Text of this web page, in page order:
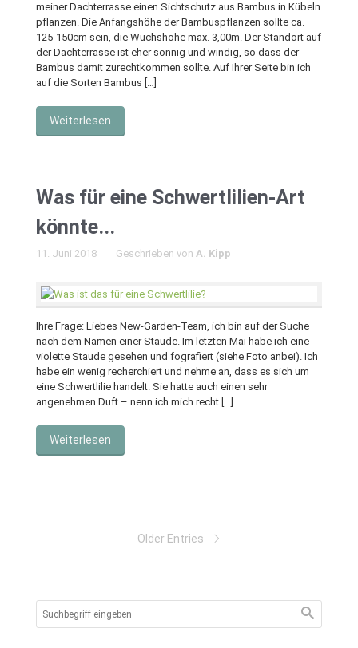
meiner Dachterrasse einen Sichtschutz aus Bambus in Kübeln
pflanzen. Die Anfangshöhe der Bambuspflanzen sollte ca.
125-150cm sein, die Wuchshöhe max. 3,00m. Der Standort auf
der Dachterrasse ist eher sonnig und windig, so dass der
Bambus damit zurechtkommen sollte. Auf Ihrer Seite bin ich
auf die Sorten Bambus […]
Weiterlesen
Was für eine Schwertlilien-Art
könnte...
11. Juni 2018 Geschrieben von A. Kipp
Ihre Frage: Liebes New-Garden-Team, ich bin auf der Suche
nach dem Namen einer Staude. Im letzten Mai habe ich eine
violette Staude gesehen und fografiert (siehe Foto anbei). Ich
habe ein wenig recherchiert und nehme an, dass es sich um
eine Schwertlilie handelt. Sie hatte auch einen sehr
angenehmen Duft – nenn ich mich recht […]
Weiterlesen
Older Entries